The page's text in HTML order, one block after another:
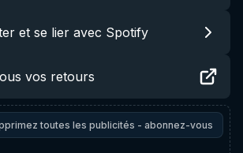
et se lier avec Spotify
vos retours
toutes les publicités - abonnez-vous